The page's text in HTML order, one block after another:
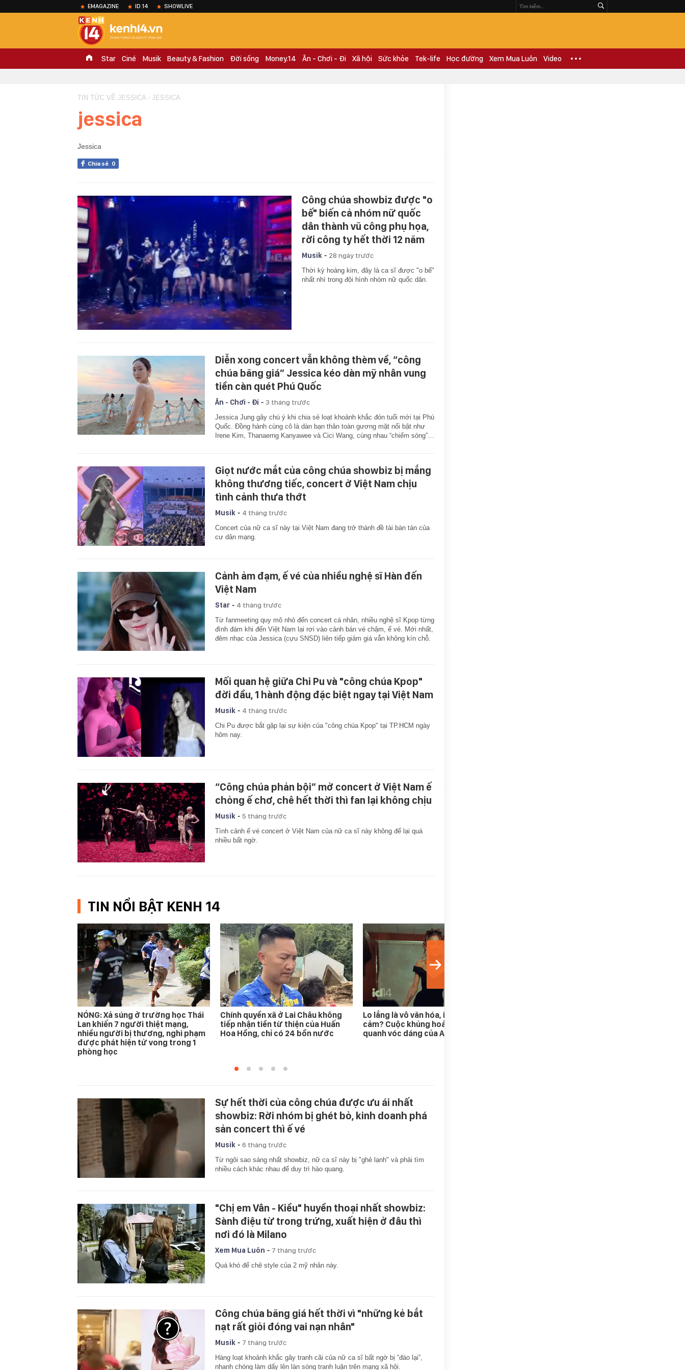
EMAGAZINE ID.14 SHOWLIVE
Star Ciné Musik Beauty & Fashion Đời sống Money.14 Ăn - Chơi - Đi Xã hội Sức khỏe Tek-life Học đường Xem Mua Luôn Video
TIN TỨC VỀ JESSICA - JESSICA
jessica
Jessica
Chia sẻ 0
Công chúa showbiz được "o
bế" biến cả nhóm nữ quốc
dân thành vũ công phụ họa,
rời công ty hết thời 12 năm
Musik - 28 ngày trước
Thời kỳ hoàng kim, đây là ca sĩ được "o bế"
nhất nhì trong đội hình nhóm nữ quốc dân.
Diễn xong concert vẫn không thèm về, “công
chúa băng giá” Jessica kéo dàn mỹ nhân vung
tiền càn quét Phú Quốc
Ăn - Chơi - Đi - 3 tháng trước
Jessica Jung gây chú ý khi chia sẻ loạt khoảnh khắc đón tuổi mới tại Phú
Quốc. Đồng hành cùng cô là dàn bạn thân toàn gương mặt nổi bật như
Irene Kim, Thanaerng Kanyawee và Cici Wang, cùng nhau “chiếm sóng”…
Giọt nước mắt của công chúa showbiz bị mắng
không thương tiếc, concert ở Việt Nam chịu
tình cảnh thưa thớt
Musik - 4 tháng trước
Concert của nữ ca sĩ này tại Việt Nam đang trở thành đề tài bàn tán của
cư dân mạng.
Cảnh ảm đạm, ế vé của nhiều nghệ sĩ Hàn đến
Việt Nam
Star - 4 tháng trước
Từ fanmeeting quy mô nhỏ đến concert cá nhân, nhiều nghệ sĩ Kpop từng
đình đám khi đến Việt Nam lại rơi vào cảnh bán vé chậm, ế vé. Mới nhất,
đêm nhạc của Jessica (cựu SNSD) liên tiếp giảm giá vẫn không kín chỗ.
Mối quan hệ giữa Chi Pu và "công chúa Kpop"
đời đầu, 1 hành động đặc biệt ngay tại Việt Nam
Musik - 4 tháng trước
Chi Pu được bắt gặp lại sự kiện của "công chúa Kpop" tại TP.HCM ngày
hôm nay.
“Công chúa phản bội” mở concert ở Việt Nam ế
chỏng ế chơ, chê hết thời thì fan lại không chịu
Musik - 5 tháng trước
Tình cảnh ế vé concert ở Việt Nam của nữ ca sĩ này không để lại quá
nhiều bất ngờ.
TIN NỔI BẬT KENH 14
NÓNG: Xả súng ở trường học Thái
Lan khiến 7 người thiệt mạng,
nhiều người bị thương, nghi phạm
được phát hiện tử vong trong 1
phòng học
Chính quyền xã ở Lai Châu không
tiếp nhận tiền từ thiện của Huấn
Hoa Hồng, chỉ có 24 bồn nước
Lo lắng là vô văn hóa, im lặng là vô
cảm? Cuộc khủng hoảng ứng xử
quanh vóc dáng của Ariana Grande
Sự hết thời của công chúa được ưu ái nhất
showbiz: Rời nhóm bị ghét bỏ, kinh doanh phá
sản concert thì ế vé
Musik - 6 tháng trước
Từ ngôi sao sáng nhất showbiz, nữ ca sĩ này bị "ghẻ lạnh" và phải tìm
nhiều cách khác nhau để duy trì hào quang.
"Chị em Vân - Kiều" huyền thoại nhất showbiz:
Sành điệu từ trong trứng, xuất hiện ở đâu thì
nơi đó là Milano
Xem Mua Luôn - 7 tháng trước
Quá khó để chê style của 2 mỹ nhân này.
Công chúa băng giá hết thời vì "những kẻ bắt
nạt rất giỏi đóng vai nạn nhân"
Musik - 7 tháng trước
Hàng loạt khoảnh khắc gây tranh cãi của nữ ca sĩ bất ngờ bị “đào lại”,
nhanh chóng làm dấy lên làn sóng tranh luận trên mạng xã hội.